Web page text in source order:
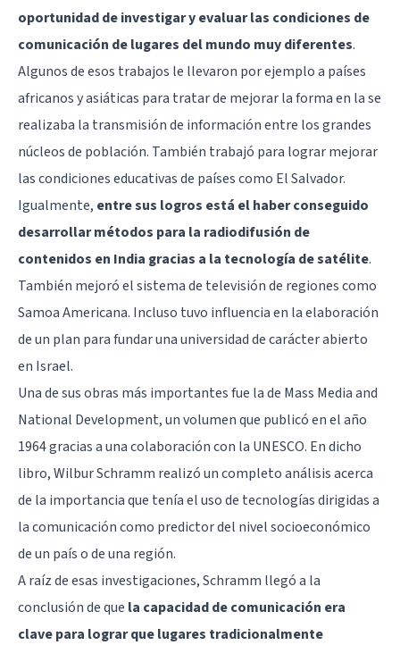
oportunidad de investigar y evaluar las condiciones de
comunicación de lugares del mundo muy diferentes.
Algunos de esos trabajos le llevaron por ejemplo a países
africanos y asiáticas para tratar de mejorar la forma en la se
realizaba la transmisión de información entre los grandes
núcleos de población. También trabajó para lograr mejorar
las condiciones educativas de países como El Salvador.
Igualmente, entre sus logros está el haber conseguido
desarrollar métodos para la radiodifusión de
contenidos en India gracias a la tecnología de satélite.
También mejoró el sistema de televisión de regiones como
Samoa Americana. Incluso tuvo influencia en la elaboración
de un plan para fundar una universidad de carácter abierto
en Israel.
Una de sus obras más importantes fue la de Mass Media and
National Development, un volumen que publicó en el año
1964 gracias a una colaboración con la UNESCO. En dicho
libro, Wilbur Schramm realizó un completo análisis acerca
de la importancia que tenía el uso de tecnologías dirigidas a
la comunicación como predictor del nivel socioeconómico
de un país o de una región.
A raíz de esas investigaciones, Schramm llegó a la
conclusión de que la capacidad de comunicación era
clave para lograr que lugares tradicionalmente